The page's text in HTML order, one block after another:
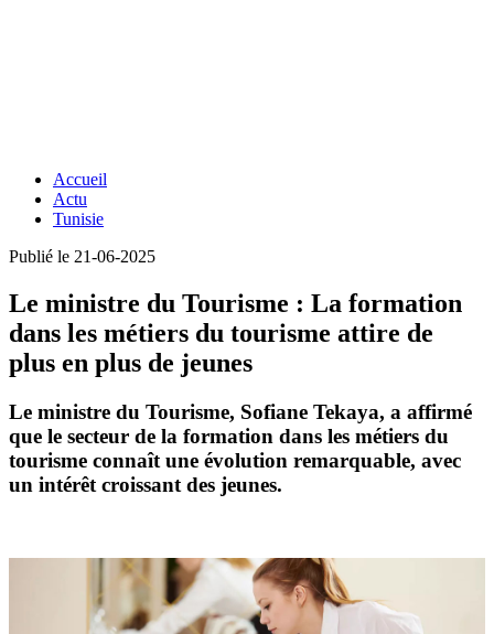
Accueil
Actu
Tunisie
Publié le 21-06-2025
Le ministre du Tourisme : La formation
dans les métiers du tourisme attire de
plus en plus de jeunes
Le ministre du Tourisme, Sofiane Tekaya, a affirmé
que le secteur de la formation dans les métiers du
tourisme connaît une évolution remarquable, avec
un intérêt croissant des jeunes.